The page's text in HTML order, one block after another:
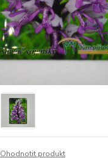
Ohodnotit produkt